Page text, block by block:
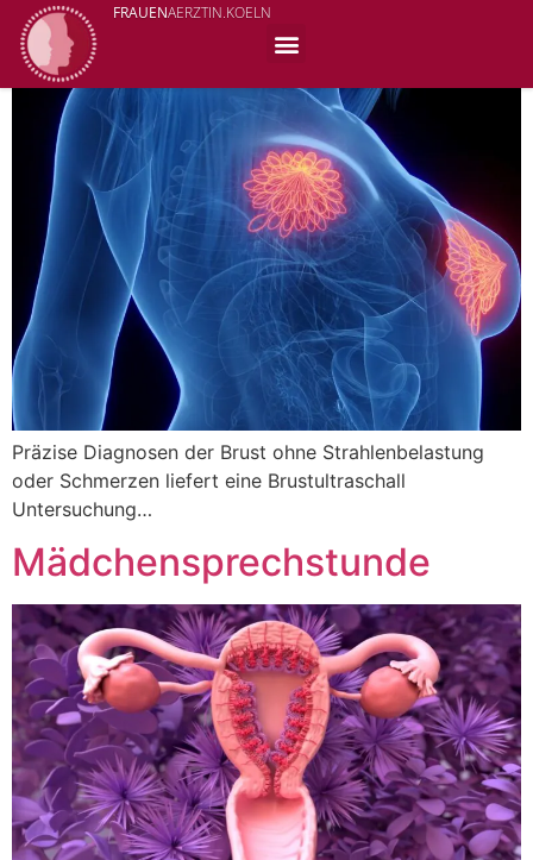
FRAUENAERZTIN.KOELN
Brustultraschall
Präzise Diagnosen der Brust ohne Strahlenbelastung
oder Schmerzen liefert eine Brustultraschall
Untersuchung…
Mädchensprechstunde